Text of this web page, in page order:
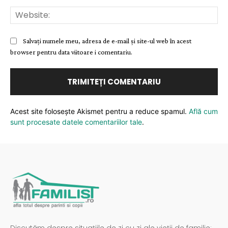
Salvați numele meu, adresa de e-mail și site-ul web în acest
browser pentru data viitoare i comentariu.
Acest site folosește Akismet pentru a reduce spamul. Află cum
sunt procesate datele comentariilor tale.